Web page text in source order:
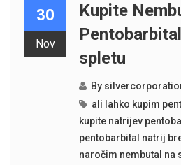
30
Nov
Kupite
spletu
By
ali lahko kupim
kupite natrijev
pentobarbital natrij
naročim nembutal na